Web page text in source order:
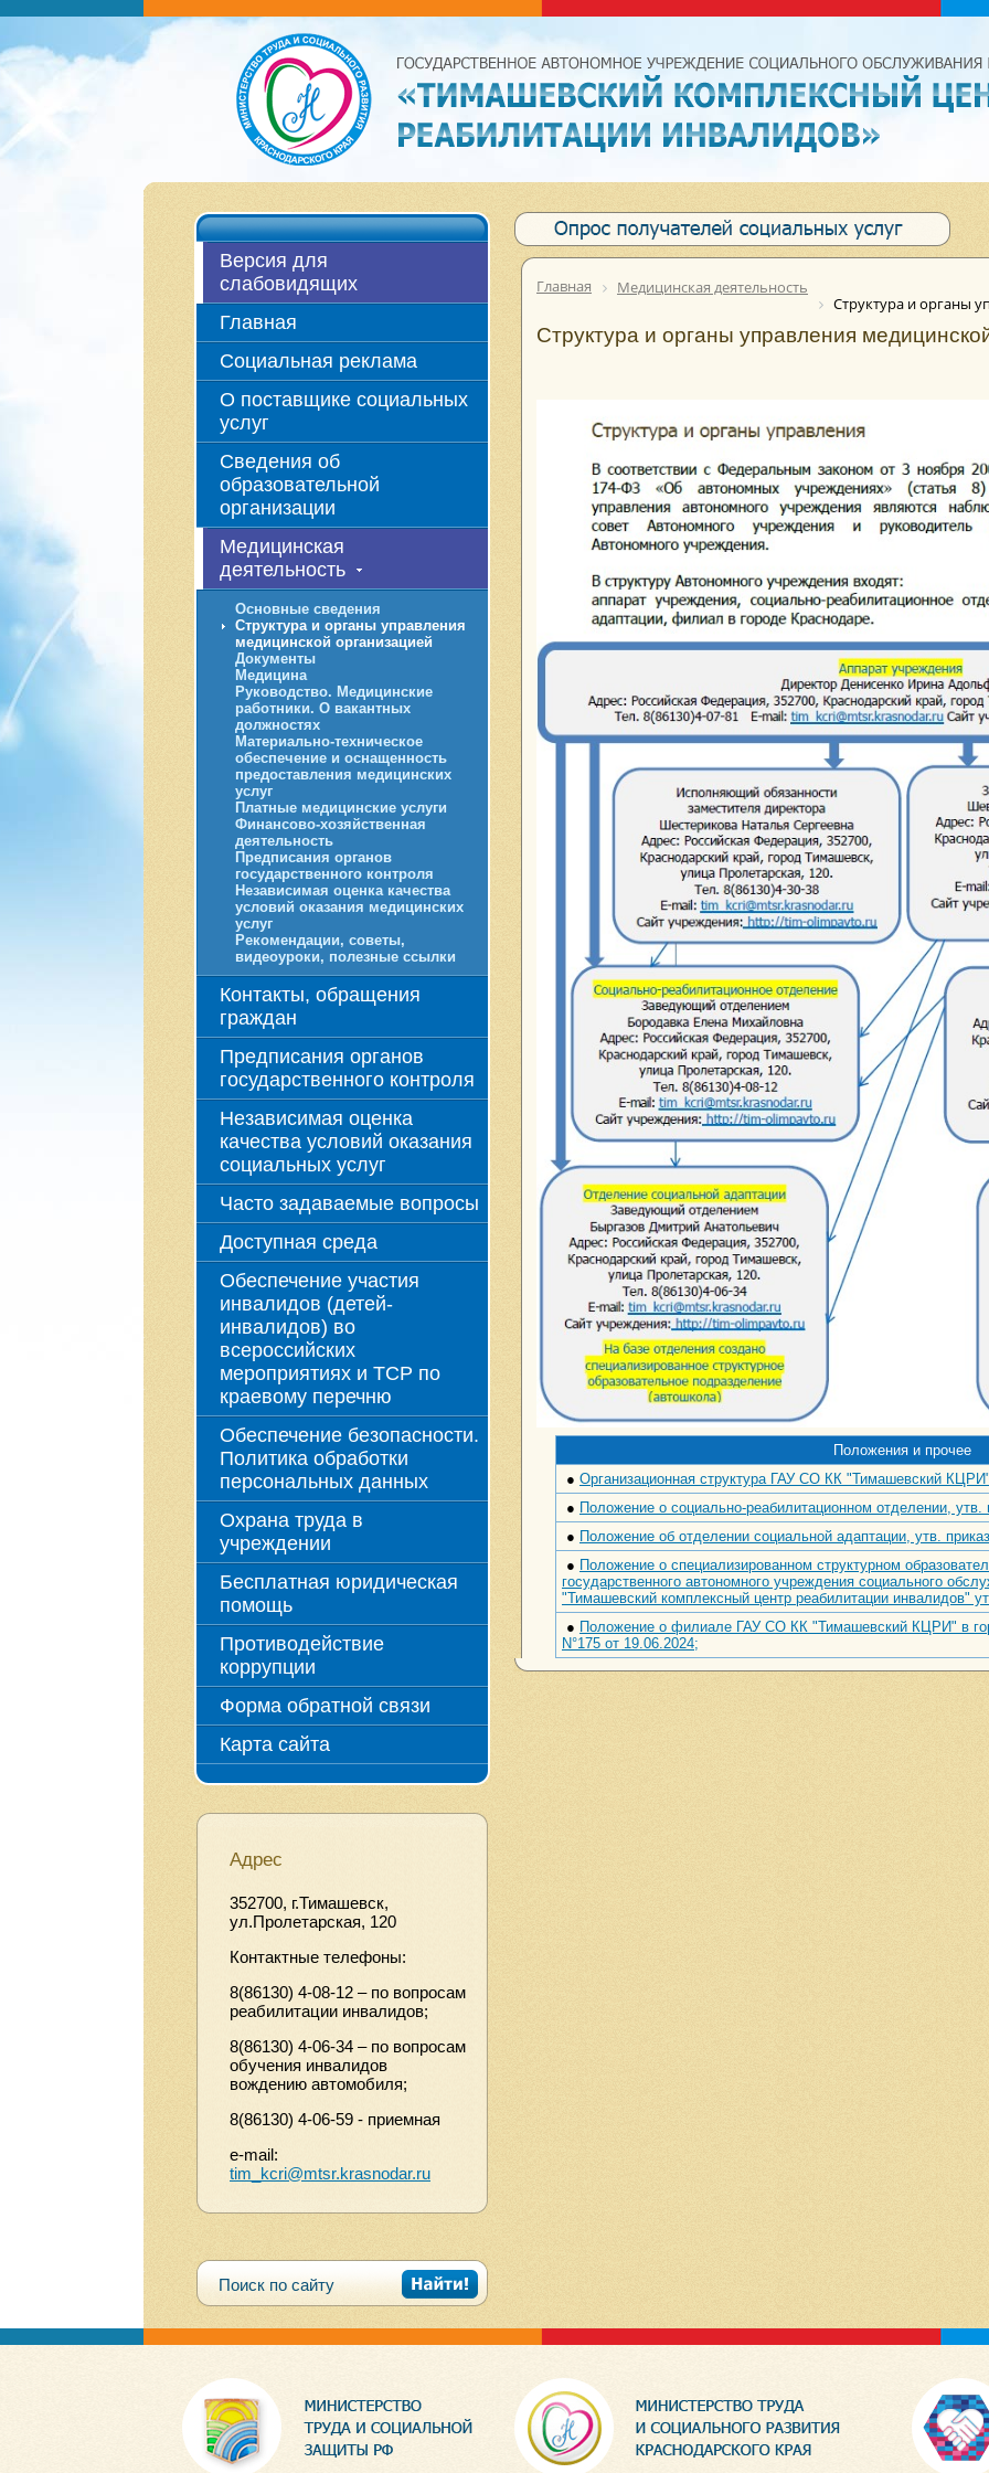
Версия для
слабовидящих
Главная
Социальная реклама
О поставщике социальных
услуг
Сведения об
образовательной
организации
Медицинская
деятельность
Основные сведения
Структура и органы управления
медицинской организацией
Документы
Медицина
Руководство. Медицинские
работники. О вакантных
должностях
Материально-техническое
обеспечение и оснащенность
предоставления медицинских
услуг
Платные медицинские услуги
Финансово-хозяйственная
деятельность
Предписания органов
государственного контроля
Независимая оценка качества
условий оказания медицинских
услуг
Рекомендации, советы,
видеоуроки, полезные ссылки
Контакты, обращения
граждан
Предписания органов
государственного контроля
Независимая оценка
качества условий оказания
социальных услуг
Часто задаваемые вопросы
Доступная среда
Обеспечение участия
инвалидов (детей-
инвалидов) во
всероссийских
мероприятиях и ТСР по
краевому перечню
Обеспечение безопасности.
Политика обработки
персональных данных
Охрана труда в
учреждении
Бесплатная юридическая
помощь
Противодействие
коррупции
Форма обратной связи
Карта сайта
Адрес
352700, г.Тимашевск,
ул.Пролетарская, 120
Контактные телефоны:
8(86130) 4-08-12 – по вопросам
реабилитации инвалидов;
8(86130) 4-06-34 – по вопросам
обучения инвалидов
вождению автомобиля;
8(86130) 4-06-59 - приемная
e-mail:
tim_kcri@mtsr.krasnodar.ru
Главная
Медицинская деятельность
Структура и органы
Структура и органы управления
Положения и прочее
● Организационная структура ГАУ СО КК "Тимашевский
● Положение о социально-реабилитационном отделении, утв.
● Положение об отделении социальной адаптации, утв.
● Положение о специализированном структурном
государственного автономного учреждения социального
"Тимашевский комплексный центр реабилитации инвалидов"
● Положение о филиале ГАУ СО КК "Тимашевский КЦРИ" в
N°175 от 19.06.2024;